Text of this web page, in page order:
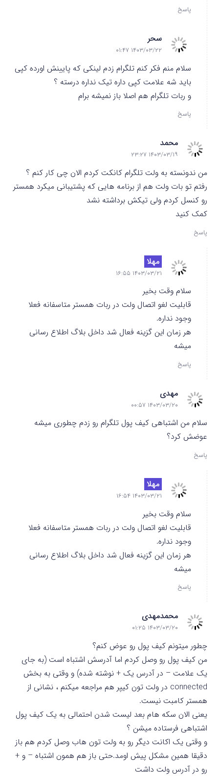
پاسخ
سحر
۱۴۰۳/۰۳/۲۲ ۰۱:۴۷
سلام منم فکر کنم تلگرام زدم لینکی که پایینش اورده کپی
باید شه علامت کپی داره تیک نداره درسته ؟
و ربات تلگرام هم اصلا باز نمیشه برام
پاسخ
محمد
۱۴۰۳/۰۳/۱۹ ۲۳:۲۷
من ندونسته به ولت تلگرام کانکت کردم الان چی کار کنم ؟
رفتم تو بات ولت هم از برنامه هایی که پشتیبانی میکرد همستر
رو کنسل کردم ولی تیکش برداشته نشد
کمک کنید
پاسخ
مهلا
۱۴۰۳/۰۳/۲۱ ۱۶:۵۵
سلام وقت بخیر
قابلیت لغو اتصال ولت در ربات همستر متاسفانه فعلا
وجود نداره.
هر زمان این گزینه فعال شد داخل بلاگ اطلاع رسانی
میشه
پاسخ
مهدی
۱۴۰۳/۰۳/۲۰ ۰۰:۵۷
سلام من اشتباهی کیف پول تلگرام رو زدم چطوری میشه
عوضش کرد؟
پاسخ
مهلا
۱۴۰۳/۰۳/۲۱ ۱۶:۵۴
سلام وقت بخیر
قابلیت لغو اتصال ولت در ربات همستر متاسفانه فعلا
وجود نداره.
هر زمان این گزینه فعال شد داخل بلاگ اطلاع رسانی
میشه
پاسخ
محمدمهدی
۱۴۰۳/۰۳/۲۰ ۰۱:۲۵
چطور میتونم کیف پول رو عوض کنم؟
من کیف پول رو وصل کردم اما آدرسش اشتباه است (به جای
یک علامت – در آدرس یک + نوشته شده) و وقتی به بخش
connected در ولت تون کیپر هم مراجعه میکنم ، نشانی از
همستر کامبت نیست.
یعنی الان سکه هام بعد لیست شدن احتمالی به یک کیف پول
اشتباهی فرستاده میشن ؟
و وقتی یک اکانت دیگر رو به ولت تون هاب وصل کردم هم باز
دقیقا همین مشکل پیش اومد.حتی باز هم همون اشتباه – و +
رو در آدرس ولت داشت